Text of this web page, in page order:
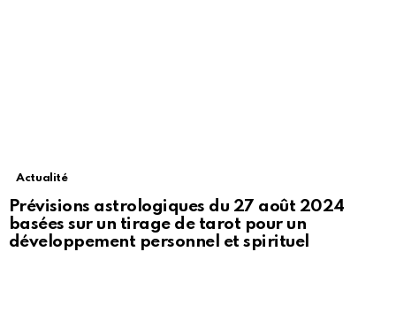
Actualité
Prévisions astrologiques du 27 août 2024
basées sur un tirage de tarot pour un
développement personnel et spirituel